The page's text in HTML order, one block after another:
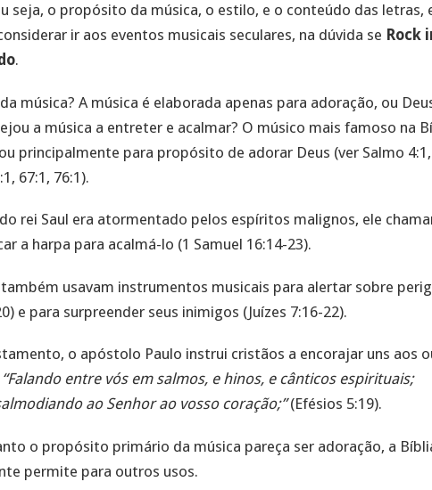
seja, o propósito da música, o estilo, e o conteúdo das letras,
ir aos eventos musicais seculares, na dúvida se Rock
.
música? A música é elaborada apenas para adoração, ou
a música a entreter e acalmar? O músico mais famoso na
principalmente para propósito de adorar Deus (ver Salmo 4:1,
67:1, 76:1).
rei Saul era atormentado pelos espíritos malignos, ele
a harpa para acalmá-lo (1 Samuel 16:14-23).
usavam instrumentos musicais para alertar sobre
e para surpreender seus inimigos (Juízes 7:16-22).
o apóstolo Paulo instrui cristãos a encorajar uns aos
“Falando entre vós em salmos, e hinos, e cânticos espirituais;
ao Senhor ao vosso coração;”(Efésios 5:19).
o propósito primário da música pareça ser adoração, a
permite para outros usos.